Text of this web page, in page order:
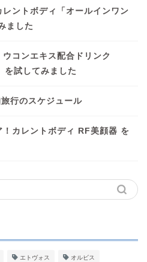
ントボディ「オールインワン
ました
コンエキス配合ドリンク
試してみました
行のスケジュール
！カレントボディ RF美顔器 を
エトヴォス オルビス